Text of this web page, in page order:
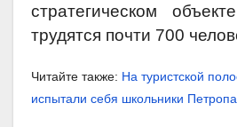
стратегическом
трудятся почти 700
Читайте также: На туристской
испытали себя школьники